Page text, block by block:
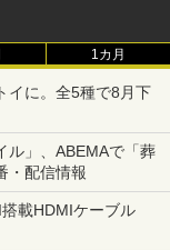
1カ月
イに。全5種で8月下
ル」、ABEMAで「葬
・配信情報
載HDMIケーブル